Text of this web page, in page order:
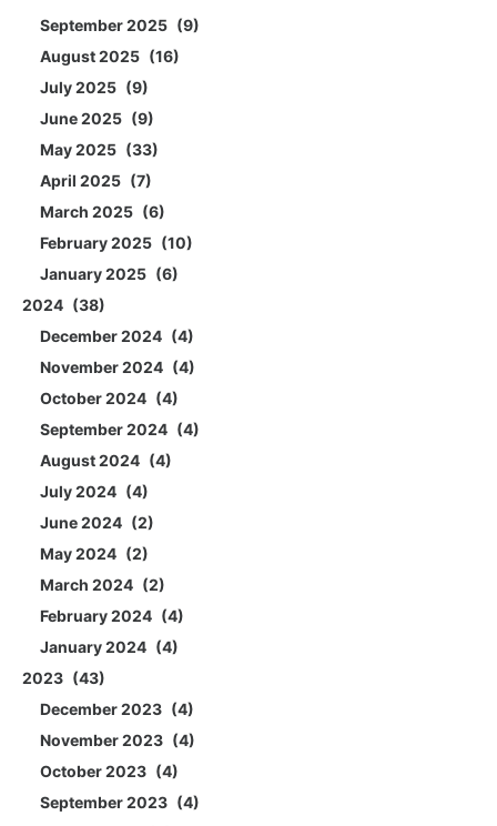
September 2025
9
August 2025
16
July 2025
9
June 2025
9
May 2025
33
April 2025
7
March 2025
6
February 2025
10
January 2025
6
2024
38
December 2024
4
November 2024
4
October 2024
4
September 2024
4
August 2024
4
July 2024
4
June 2024
2
May 2024
2
March 2024
2
February 2024
4
January 2024
4
2023
43
December 2023
4
November 2023
4
October 2023
4
September 2023
4